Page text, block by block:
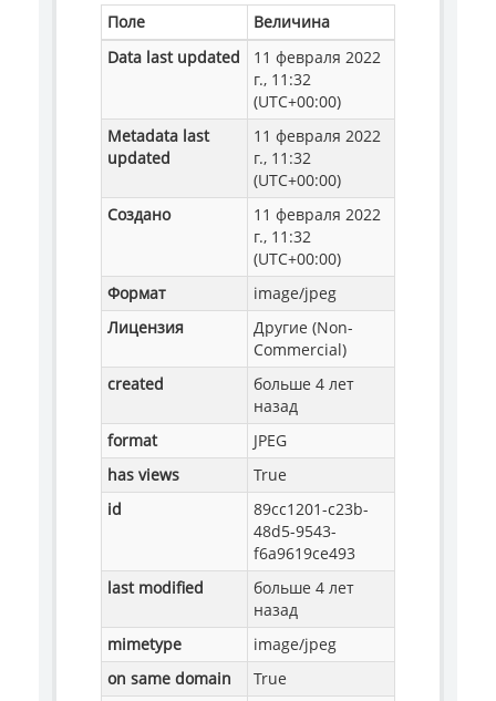
Поле
Величина
Data last updated
11 февраля 2022
г., 11:32
(UTC+00:00)
Metadata last
updated
11 февраля 2022
г., 11:32
(UTC+00:00)
Создано
11 февраля 2022
г., 11:32
(UTC+00:00)
Формат
image/jpeg
Лицензия
Другие (Non-
Commercial)
created
больше 4 лет
назад
format
JPEG
has views
True
id
89cc1201-c23b-
48d5-9543-
f6a9619ce493
last modified
больше 4 лет
назад
mimetype
image/jpeg
on same domain
True